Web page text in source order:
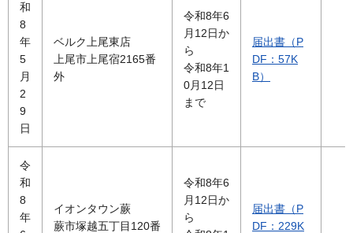
和
8
年
5
月
2
9
日
ベルク上尾東店
上尾市上尾宿2165番
外
令和8年6
月12日か
ら
令和8年1
0月12日
まで
届出書（P
DF：57K
B）
令
和
8
年
イオンタウン蕨
蕨市塚越五丁目120番
令和8年6
月12日か
ら
届出書（P
DF：229K